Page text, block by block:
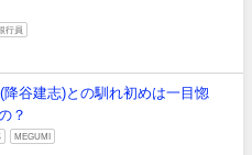
行員
降谷建志)との馴れ初めは一目惚
？
MEGUMI